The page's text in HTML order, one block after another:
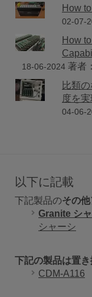
How
02-07-
How
18-06-2024 著者
比類
度を
04-06-
以下に記載
下記製品のその
Granite シ
シャーシ
下記の製品は置
CDM-A116